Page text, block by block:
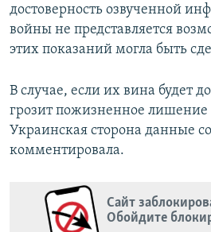
достоверность озвученной
войны не представляется
этих показаний могла быть
В случае, если их вина будет
грозит пожизненное лишение
Украинская сторона данные
комментировала.
Сайт
Обойдите